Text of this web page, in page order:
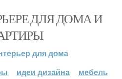
ДЛЯ ДОМА И
для дома
идеи дизайна мебель